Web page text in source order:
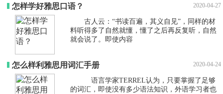
怎样学好雅思口语？ 2020-04-27
古人云：“书读百遍，其义自见”，同样的材
料听得多了自然就懂，懂了之后再反复听，自然
就会说了。即使内容
怎么样利雅思用词汇手册 2020-04-24
语言学家TERREL认为，只要掌握了足够
的词汇，即使没有多少语法知识，外语学习者也